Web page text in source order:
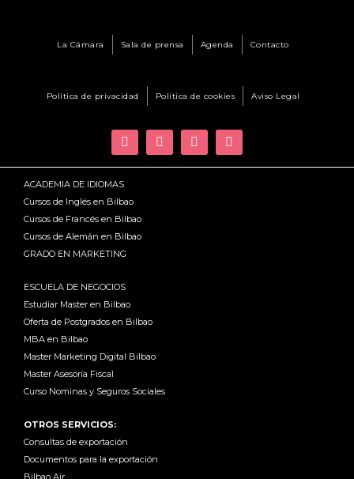
La Cámara Sala de prensa Agenda Contacto
Política de privacidad Política de cookies Aviso Legal
ACADEMIA DE IDIOMAS
Cursos de Inglés en Bilbao
Cursos de Francés en Bilbao
Cursos de Alemán en Bilbao
GRADO EN MARKETING
ESCUELA DE NEGOCIOS
Estudiar Master en Bilbao
Oferta de Postgrados en Bilbao
MBA en Bilbao
Master Marketing Digital Bilbao
Master Asesoría Fiscal
Curso Nominas y Seguros Sociales
OTROS SERVICIOS:
Consultas de exportación
Documentos para la exportación